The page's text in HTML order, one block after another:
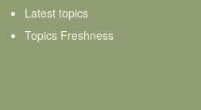
Latest topics
Topics Freshness